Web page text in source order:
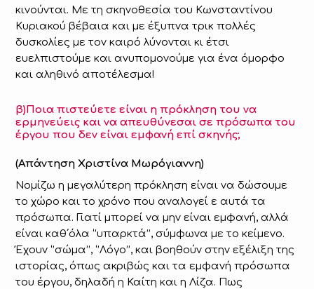
κινούνται. Με τη σκηνοθεσία του Κωνσταντίνου
Κυριακού βέβαια και με έξυπνα τρικ πολλές
δυσκολίες με τον καιρό λύνονται κι έτσι
ευελπιστούμε και ανυπομονούμε για ένα όμορφο
και αληθινό αποτέλεσμα!
β)Ποια πιστεύετε είναι η πρόκληση του να
ερμηνεύεις και να απευθύνεσαι σε πρόσωπα του
έργου που δεν είναι εμφανή επί σκηνής;
(Απάντηση Χριστίνα Μωρόγιαννη)
Νομίζω η μεγαλύτερη πρόκληση είναι να δώσουμε
το χώρο και το χρόνο που αναλογεί ε αυτά τα
πρόσωπα. Γιατί μπορεί να μην είναι εμφανή, αλλά
είναι καθ΄όλα ‘’υπαρκτά’’, σύμφωνα με το κείμενο.
Έχουν ‘’σώμα’’, ‘’Λόγο’’, και βοηθούν στην εξέλιξη της
ιστορίας, όπως ακριβώς και τα εμφανή πρόσωπα
του έργου, δηλαδή η Καίτη και η Λίζα. Πως